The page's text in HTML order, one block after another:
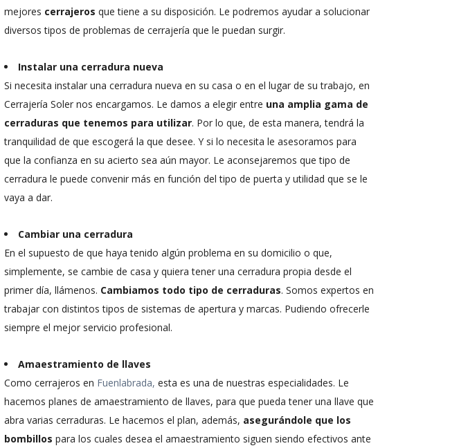
mejores cerrajeros que tiene a su disposición. Le podremos ayudar a solucionar
diversos tipos de problemas de cerrajería que le puedan surgir.
Instalar una cerradura nueva
Si necesita instalar una cerradura nueva en su casa o en el lugar de su trabajo, en
Cerrajería Soler nos encargamos. Le damos a elegir entre una amplia gama de
cerraduras que tenemos para utilizar. Por lo que, de esta manera, tendrá la
tranquilidad de que escogerá la que desee. Y si lo necesita le asesoramos para
que la confianza en su acierto sea aún mayor. Le aconsejaremos que tipo de
cerradura le puede convenir más en función del tipo de puerta y utilidad que se le
vaya a dar.
Cambiar una cerradura
En el supuesto de que haya tenido algún problema en su domicilio o que,
simplemente, se cambie de casa y quiera tener una cerradura propia desde el
primer día, llámenos. Cambiamos todo tipo de cerraduras. Somos expertos en
trabajar con distintos tipos de sistemas de apertura y marcas. Pudiendo ofrecerle
siempre el mejor servicio profesional.
Amaestramiento de llaves
Como cerrajeros en Fuenlabrada, esta es una de nuestras especialidades. Le
hacemos planes de amaestramiento de llaves, para que pueda tener una llave que
abra varias cerraduras. Le hacemos el plan, además, asegurándole que los
bombillos para los cuales desea el amaestramiento siguen siendo efectivos ante